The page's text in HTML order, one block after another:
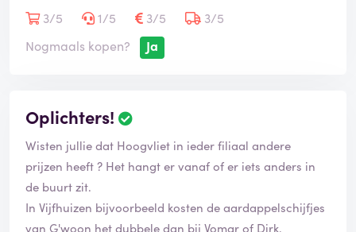
s
e
i
f
i
e
e
r
d
3/5
1/5 3/5
3/5
Nogmaals kopen?
Ja
Oplichters!
B
o
o
e
Wisten jullie dat Hoogvliet in ieder filiaal andere
prijzen heeft ? Het hangt er vanaf of er iets anders in
de buurt zit.
In Vijfhuizen bijvoorbeeld kosten de aardappelschijfjes
van G'woon het dubbele dan bij Vomar of Dirk.